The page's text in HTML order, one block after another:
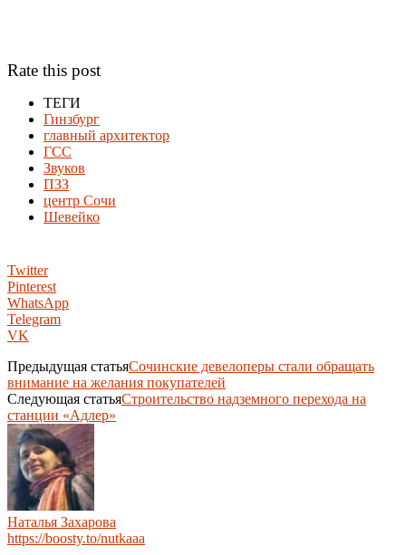
Rate this post
ТЕГИ
Гинзбург
главный архитектор
ГСС
Звуков
ПЗЗ
центр Сочи
Шевейко
Twitter
Pinterest
WhatsApp
Telegram
VK
Предыдущая статьяСочинские девелоперы стали обращать
внимание на желания покупателей
Следующая статьяСтроительство надземного перехода на
станции «Адлер»
Наталья Захарова
https://boosty.to/nutkaaa